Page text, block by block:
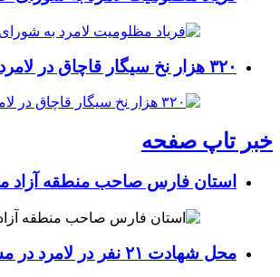
۳۲۰ هزار نخ سیگار قاچاق در لامرد کشف شد
خبر تاپ صفحه
استان فارس صاحب منطقه آزاد
محل شهادت ۲۱ نفر در لامرد در مسیر ثبت ملی قرار گرفت